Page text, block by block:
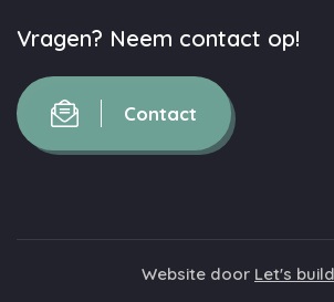
Vragen? Neem contact op!
Contact
Website door Let's